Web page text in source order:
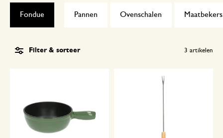
Pannen Ovenschalen
Fondue
Filter & sorteer 3 artikelen